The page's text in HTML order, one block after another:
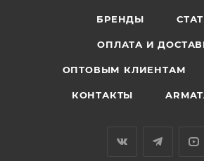
БРЕНДЫ
ОПЛАТА И
ОПТОВЫМ КЛИЕНТАМ
КОНТАКТЫ